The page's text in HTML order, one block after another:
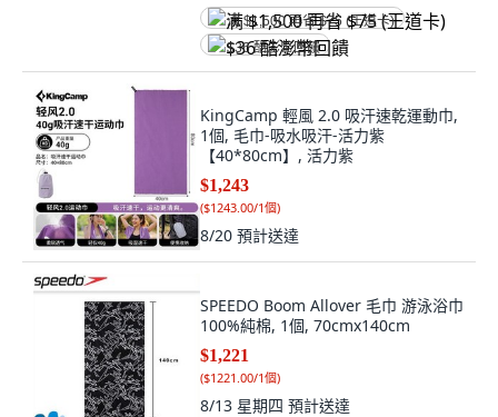
满 $1,500 再省 $75 (王道卡)
$36 酷澎幣回饋
KingCamp 輕風 2.0 吸汗速乾運動巾,
1個, 毛巾-吸水吸汗-活力紫
【40*80cm】, 活力紫
$1,243
($1243.00/1個)
8/20 預計送達
SPEEDO Boom Allover 毛巾 游泳浴巾
100%純棉, 1個, 70cmx140cm
$1,221
($1221.00/1個)
8/13 星期四 預計送達